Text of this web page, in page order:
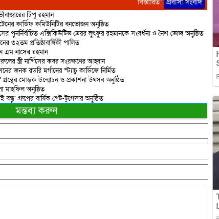
টিপু রহমান
কার্ডিফ কমিউনিটির বনভোজন অনুষ্ঠিত
পুনর্নির্বাচিত এক্সিকিউটিভ মেয়র লুৎফুর রহমানকে সংবর্ধনা ও নৈশ ভোজ অনুষ্ঠিত
৩২তম প্রতিষ্ঠাবার্ষিকী পালিত
এম নাসের রহমান
স্ত্রী নার্গিসের কবর সংরক্ষণের আহ্বান
জনক রডরি মর্গানের স্ট্যাচু কার্ডিফে নির্মিত
গ্রন্থের মোড়ক উন্মোচন ও প্রকাশনা উৎসব অনুষ্ঠিত
মাহফিল অনুষ্ঠিত
বন্ধু’ গ্রুপের বার্ষিক গেট-টুগেদার অনুষ্ঠিত
মন্তব্য করুন